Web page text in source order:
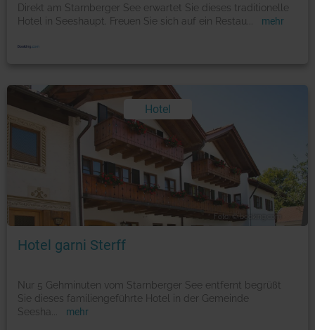
Direkt am Starnberger See erwartet Sie dieses traditionelle
Hotel in Seeshaupt. Freuen Sie sich auf ein Restau
mehr
Hotel
Foto: © booking.com
Hotel garni Sterff
Nur 5 Gehminuten vom Starnberger See entfernt begrüßt
Sie dieses familiengeführte Hotel in der Gemeinde
Seesha
mehr